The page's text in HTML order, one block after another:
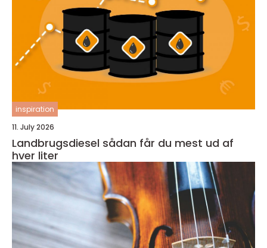
inspiration
11. July 2026
Landbrugsdiesel sådan får du mest ud af
hver liter